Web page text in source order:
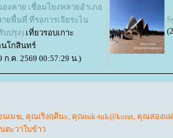
งคาย เชื่อมโยงหลายอำเภอ
ายพื้นที่ ที่รอการเจียระไน
บปรุง) เที่ยวรอบเกาะ
โกสินทร์
ก.ค. 2569 00:57:29 น.)
เมฆ, คุณเริงฤดีนะ, คุณtuk-tuk@korat, คุณสองแ
ตะวาใบข้าว